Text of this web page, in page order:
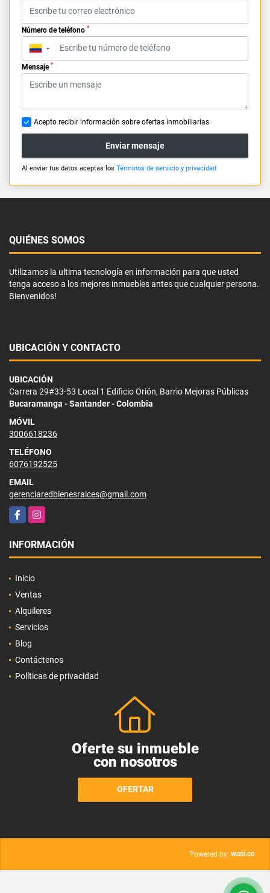
Número de teléfono *
▼
Mensaje *
Acepto recibir información sobre ofertas inmobiliarias
Enviar mensaje
Al enviar tus datos aceptas los Términos de servicio y privacidad
QUIÉNES SOMOS
Utilizamos la ultima tecnología en información para que usted
tenga acceso a los mejores inmuebles antes que cualquier persona.
Bienvenidos!
UBICACIÓN Y CONTACTO
UBICACIÓN
Carrera 29#33-53 Local 1 Edificio Orión, Barrio Mejoras Públicas
Bucaramanga - Santander - Colombia
MÓVIL
3006618236
TELÉFONO
6076192525
EMAIL
gerenciaredbienesraices@gmail.com
FacebookInstagram
INFORMACIÓN
Inicio
Ventas
Alquileres
Servicios
Blog
Contáctenos
Políticas de privacidad
Oferte su inmueble
con nosotros
OFERTAR
Powered by: wasi.co